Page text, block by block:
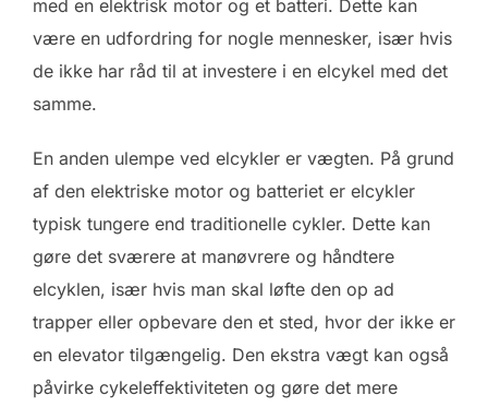
med en elektrisk motor og et batteri. Dette kan
være en udfordring for nogle mennesker, især hvis
de ikke har råd til at investere i en elcykel med det
samme.
En anden ulempe ved elcykler er vægten. På grund
af den elektriske motor og batteriet er elcykler
typisk tungere end traditionelle cykler. Dette kan
gøre det sværere at manøvrere og håndtere
elcyklen, især hvis man skal løfte den op ad
trapper eller opbevare den et sted, hvor der ikke er
en elevator tilgængelig. Den ekstra vægt kan også
påvirke cykeleffektiviteten og gøre det mere